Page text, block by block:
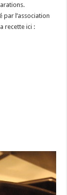
par l’association
recette ici :